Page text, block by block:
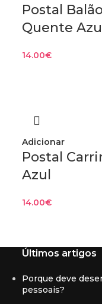
Postal
Quente
14.00€
Adicionar
Postal
Azul
14.00€
Últimos artigos
Porque deve
pessoais?